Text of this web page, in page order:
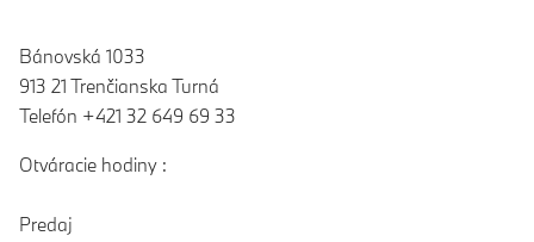
Bánovská 1033
913 21 Trenčianska Turná
Telefón +421 32 649 69 33
Otváracie hodiny :
Predaj